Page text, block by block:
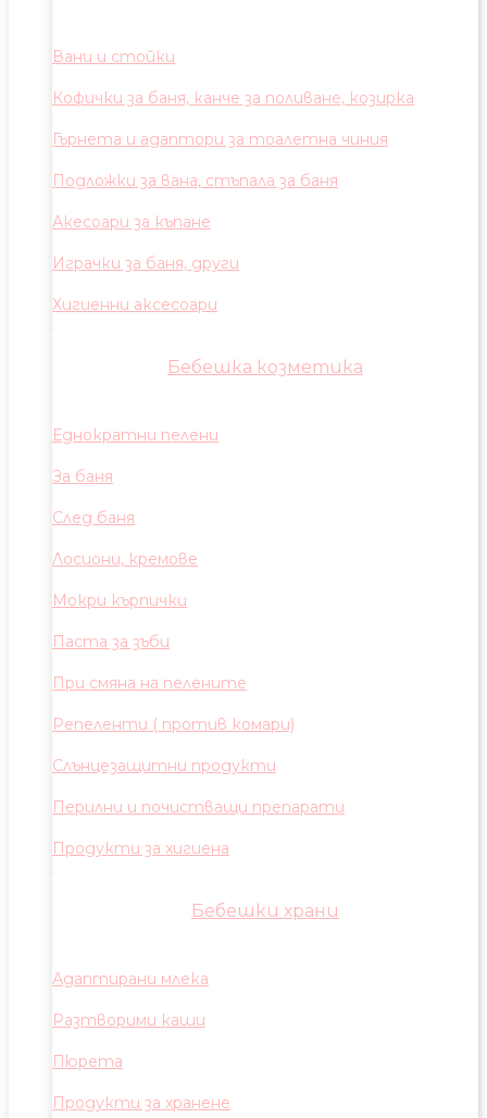
Вани и стойки
Кофички за баня, канче за поливане, козирка
Гърнета и адаптори за тоалетна чиния
Подложки за вана, стъпала за баня
Акесоари за къпане
Играчки за баня, други
Хигиенни аксесоари
Бебешка козметика
Еднократни пелени
За баня
След баня
Лосиони, кремове
Мокри кърпички
Паста за зъби
При смяна на пелените
Репеленти ( против комари)
Слънцезащитни продукти
Перилни и почистващи препарати
Продукти за хигиена
Бебешки храни
Адаптирани млека
Разтворими каши
Пюрета
Продукти за хранене